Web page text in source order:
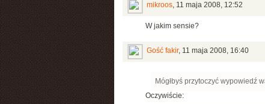
mikroos, 11 maja 2008, 12:52
W jakim sensie?
Gość fakir, 11 maja 2008, 16:40
Mógłbyś przytoczyć wypowiedź
Oczywiście: